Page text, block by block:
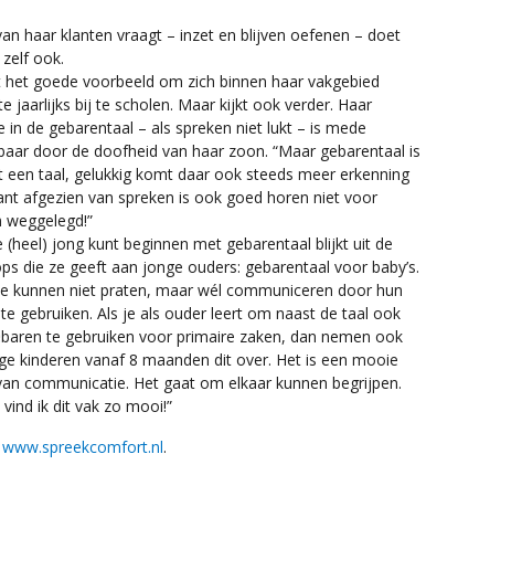
haar klanten vraagt – inzet en blijven oefenen – doet
zelf ook.
het goede voorbeeld om zich binnen haar vakgebied
jaarlijks bij te scholen. Maar kijkt ook verder. Haar
in de gebarentaal – als spreken niet lukt – is mede
door de doofheid van haar zoon. “Maar gebarentaal is
een taal, gelukkig komt daar ook steeds meer erkenning
afgezien van spreken is ook goed horen niet voor
weggelegd!”
(heel) jong kunt beginnen met gebarentaal blijkt uit de
die ze geeft aan jonge ouders: gebarentaal voor baby’s.
kunnen niet praten, maar wél communiceren door hun
gebruiken. Als je als ouder leert om naast de taal ook
te gebruiken voor primaire zaken, dan nemen ook
kinderen vanaf 8 maanden dit over. Het is een mooie
communicatie. Het gaat om elkaar kunnen begrijpen.
ik dit vak zo mooi!”
www.spreekcomfort.nl.